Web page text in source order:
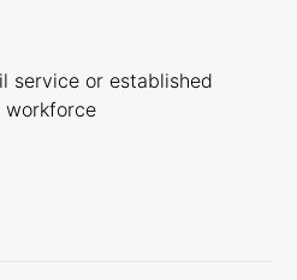
service or established
workforce